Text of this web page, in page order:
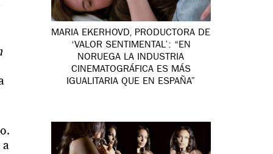
a
MARIA EKERHOVD, PRODUCTORA DE
‘VALOR SENTIMENTAL’: “EN
NORUEGA LA INDUSTRIA
CINEMATOGRÁFICA ES MÁS
IGUALITARIA QUE EN ESPAÑA”